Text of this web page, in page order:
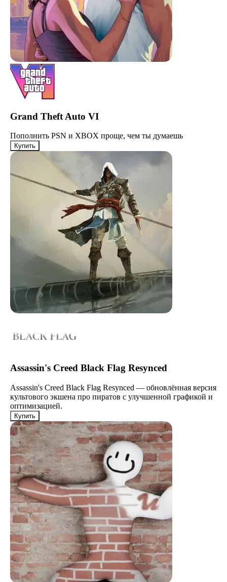
Grand Theft Auto VI
Пополнить PSN и XBOX проще, чем ты думаешь
Купить
Assassin's Creed Black Flag Resynced
Assassin's Creed Black Flag Resynced — обновлённая версия
культового экшена про пиратов с улучшенной графикой и
оптимизацией.
Купить